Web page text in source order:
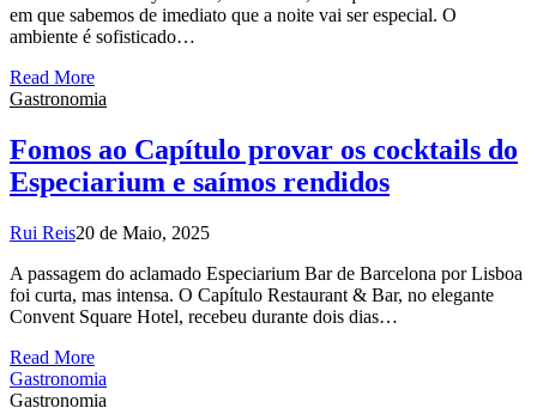
em que sabemos de imediato que a noite vai ser especial. O
ambiente é sofisticado…
Read More
Gastronomia
Fomos ao Capítulo provar os cocktails do
Especiarium e saímos rendidos
Rui Reis20 de Maio, 2025
A passagem do aclamado Especiarium Bar de Barcelona por Lisboa
foi curta, mas intensa. O Capítulo Restaurant & Bar, no elegante
Convent Square Hotel, recebeu durante dois dias…
Read More
Gastronomia
Gastronomia